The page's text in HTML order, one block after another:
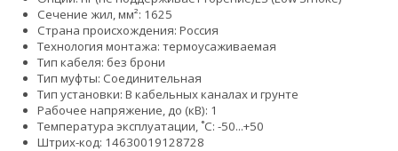
Сечение жил, мм²: 1625
Страна происхождения: Россия
Технология монтажа: термоусаживаемая
Тип кабеля: без брони
Тип муфты: Соединительная
Тип установки: В кабельных каналах и грунте
Рабочее напряжение, до (кВ): 1
Температура эксплуатации, ˚С: -50...+50
Штрих-код: 14630019128728